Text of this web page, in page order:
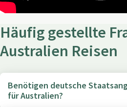
Häufig gestellte
Australien Reisen
Benötigen deutsche
für Australien?